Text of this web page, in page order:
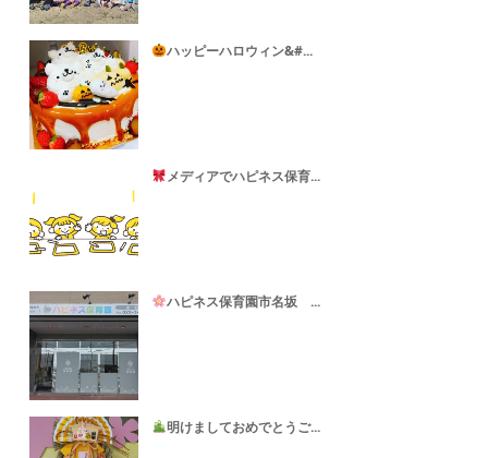
ハッピーハロウィン&#...
メディアでハピネス保育...
ハピネス保育園市名坂 ...
明けましておめでとうご...